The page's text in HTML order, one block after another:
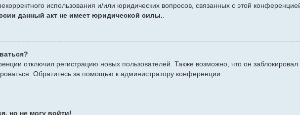
использования и/или юридических вопросов, связанных с этой
данный акт не имеет юридической силы.
отключил регистрацию новых пользователей. Также возможно, что он
Обратитесь за помощью к администратору конференции.
но не могу войти!